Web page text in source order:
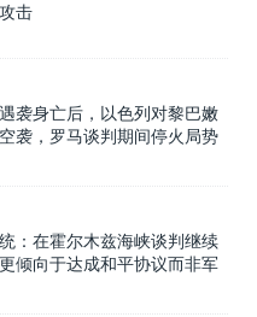
击
袭身亡后，以色列对黎巴嫩
袭，罗马谈判期间停火局势
：在霍尔木兹海峡谈判继续
倾向于达成和平协议而非军